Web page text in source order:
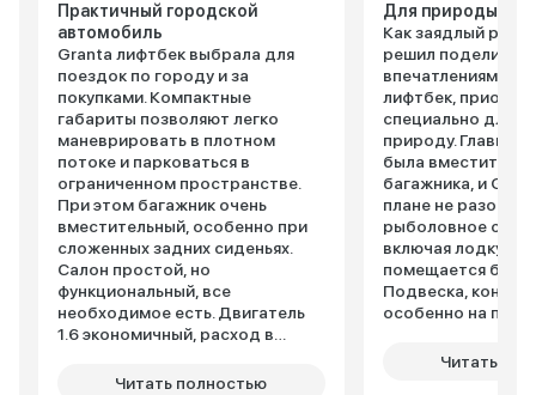
Практичный городской
автомобиль
Granta лифтбек выбрала для
поездок по городу и за
покупками. Компактные
габариты позволяют легко
маневрировать в плотном
потоке и парковаться в
ограниченном пространстве.
При этом багажник очень
вместительный, особенно при
сложенных задних сиденьях.
Салон простой, но
функциональный, все
необходимое есть. Двигатель
1.6 экономичный, расход в
Подвеска настроена
Читать полностью
Для природы
Как заядлый
решил поделиться
впечатлениями о
лифтбек,
специально для
природу. Главным
была
багажника, и
плане не
рыболовное
включая лодку
помещается без
Подвеска,
особенно на
вполнеЧитать